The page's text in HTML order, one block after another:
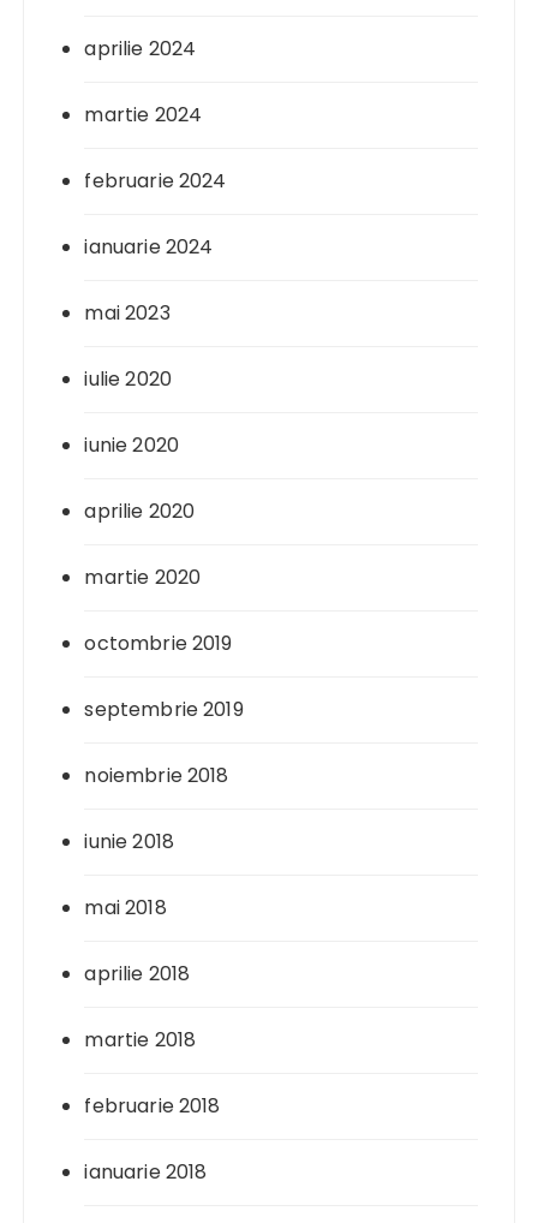
aprilie 2024
martie 2024
februarie 2024
ianuarie 2024
mai 2023
iulie 2020
iunie 2020
aprilie 2020
martie 2020
octombrie 2019
septembrie 2019
noiembrie 2018
iunie 2018
mai 2018
aprilie 2018
martie 2018
februarie 2018
ianuarie 2018